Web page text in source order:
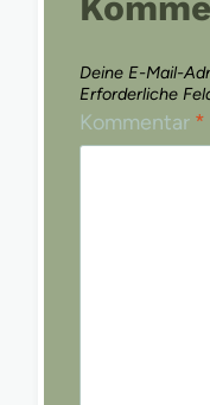
Deine E-Mail-
Erforderliche
Kommentar *